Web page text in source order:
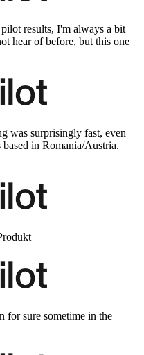
results, I'm always a bit
hear of before, but this one
was surprisingly fast, even
based in Romania/Austria.
for sure sometime in the